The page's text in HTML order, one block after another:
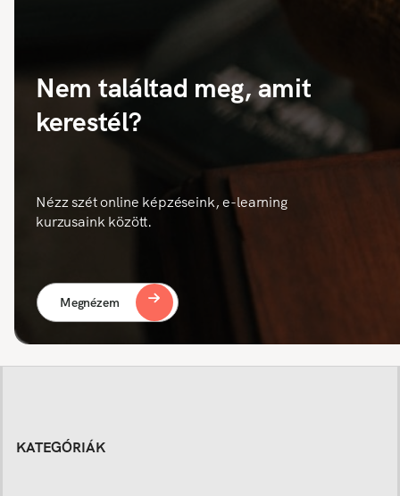
Nem találtad meg, amit
kerestél?
Nézz szét online képzéseink, e-learning
kurzusaink között.
Megnézem
KATEGÓRIÁK